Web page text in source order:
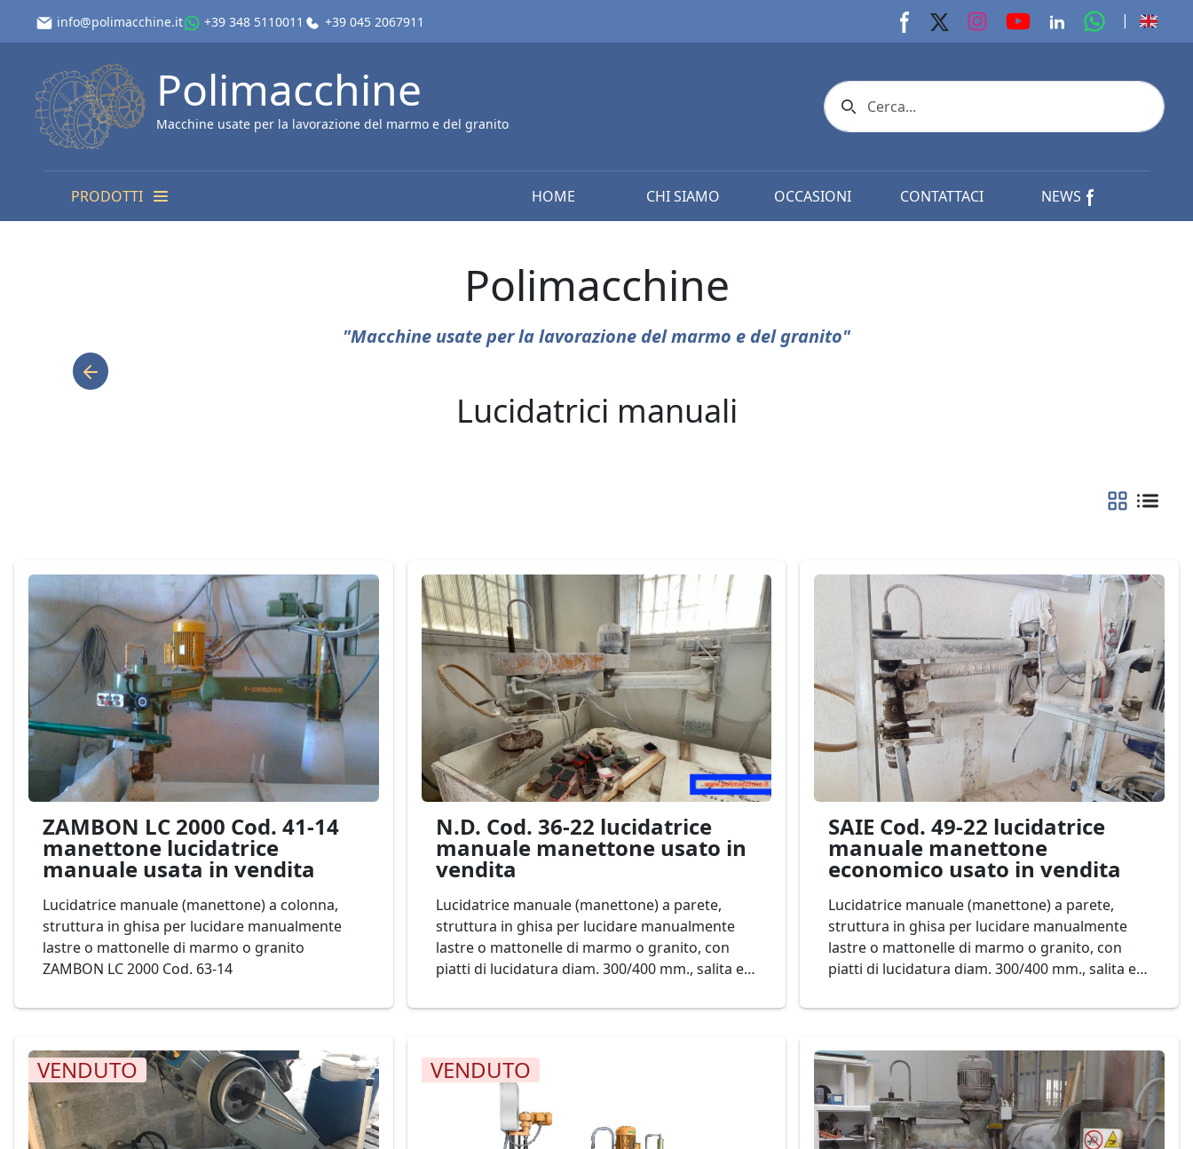
info@polimacchine.it +39 348 5110011 +39 045 2067911 Facebook page
X page Instagram page
youtube page
Linkedin page
whats app
|
Polimacchine
Macchine usate per la lavorazione del marmo e del granito Search icon
PRODOTTI HOME CHI SIAMO OCCASIONI CONTATTACI NEWS
Polimacchine
"Macchine usate per la lavorazione del marmo e del granito"
Lucidatrici manuali
ZAMBON LC 2000 Cod. 41-14
manettone lucidatrice
manuale usata in vendita
Lucidatrice manuale (manettone) a colonna,
struttura in ghisa per lucidare manualmente
lastre o mattonelle di marmo o granito
ZAMBON LC 2000 Cod. 63-14
N.D. Cod. 36-22 lucidatrice
manuale manettone usato in
vendita
Lucidatrice manuale (manettone) a parete,
struttura in ghisa per lucidare manualmente
lastre o mattonelle di marmo o granito, con
piatti di lucidatura diam. 300/400 mm., salita e
motorizzata Mod. N.D. Cod. 36-22
SAIE Cod. 49-22 lucidatrice
manuale manettone
economico usato in vendita
Lucidatrice manuale (manettone) a parete,
struttura in ghisa per lucidare manualmente
lastre o mattonelle di marmo o granito, con
piatti di lucidatura diam. 300/400 mm., salita e
motorizzata Mod. SAIE Cod. 49-22
VENDUTO VENDUTO